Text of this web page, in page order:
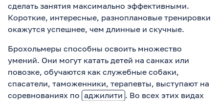
сделать занятия максимально эффективными.
Короткие, интересные, разноплановые тренировки
окажутся успешнее, чем длинные и скучные.
Брохольмеры способны освоить множество
умений. Они могут катать детей на санках или
повозке, обучаются как служебные собаки,
спасатели, таможенники, терапевты, выступают на
соревнованиях по аджилити . Во всех этих видах